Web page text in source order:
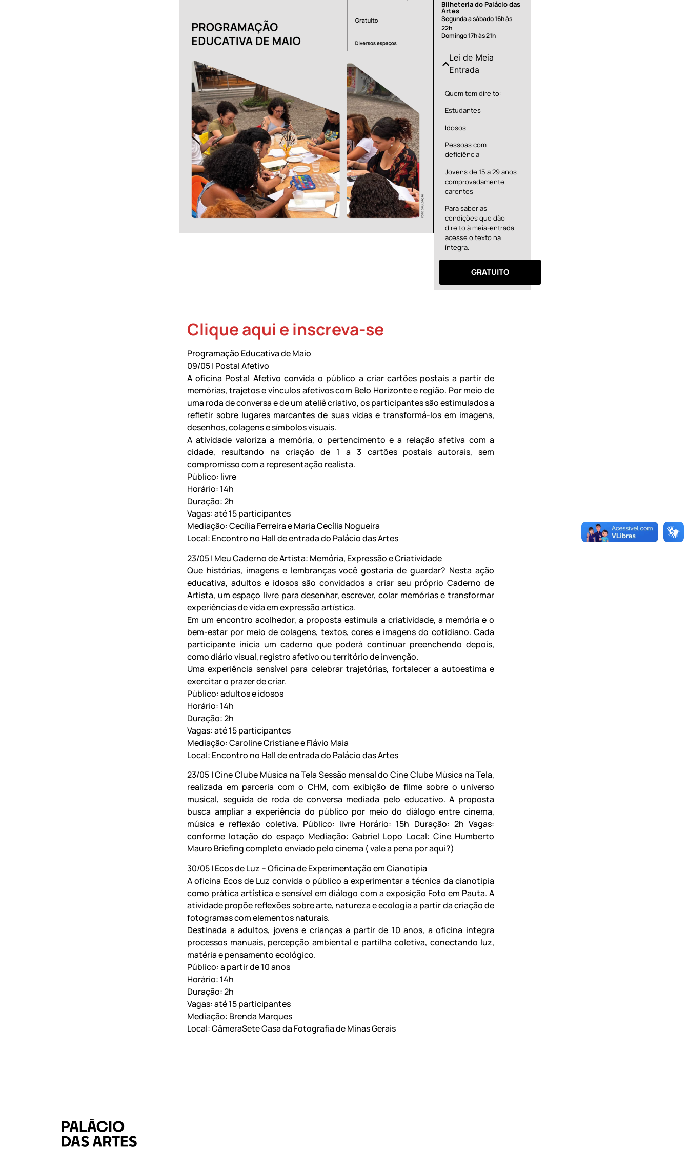
Bilheteria do Palácio das
Artes
Segunda a sábado 16h às
22h
Domingo 17h às 21h
Lei de Meia
Entrada
Quem tem direito:
Estudantes
Idosos
Pessoas com
deficiência
Jovens de 15 a 29 anos
comprovadamente
carentes
Para saber as
condições que dão
direito à meia-entrada
acesse o texto na
íntegra.
GRATUITO
Clique aqui e inscreva-se
Programação Educativa de Maio
09/05 | Postal Afetivo
A oficina Postal Afetivo convida o público a criar cartões postais a partir de
memórias, trajetos e vínculos afetivos com Belo Horizonte e região. Por meio de
uma roda de conversa e de um ateliê criativo, os participantes são estimulados a
refletir sobre lugares marcantes de suas vidas e transformá-los em imagens,
desenhos, colagens e símbolos visuais.
A atividade valoriza a memória, o pertencimento e a relação afetiva com a
cidade, resultando na criação de 1 a 3 cartões postais autorais, sem
compromisso com a representação realista.
Público: livre
Horário: 14h
Duração: 2h
Vagas: até 15 participantes
Mediação: Cecília Ferreira e Maria Cecília Nogueira
Local: Encontro no Hall de entrada do Palácio das Artes
23/05 | Meu Caderno de Artista: Memória, Expressão e Criatividade
Que histórias, imagens e lembranças você gostaria de guardar? Nesta ação
educativa, adultos e idosos são convidados a criar seu próprio Caderno de
Artista, um espaço livre para desenhar, escrever, colar memórias e transformar
experiências de vida em expressão artística.
Em um encontro acolhedor, a proposta estimula a criatividade, a memória e o
bem-estar por meio de colagens, textos, cores e imagens do cotidiano. Cada
participante inicia um caderno que poderá continuar preenchendo depois,
como diário visual, registro afetivo ou território de invenção.
Uma experiência sensível para celebrar trajetórias, fortalecer a autoestima e
exercitar o prazer de criar.
Público: adultos e idosos
Horário: 14h
Duração: 2h
Vagas: até 15 participantes
Mediação: Caroline Cristiane e Flávio Maia
Local: Encontro no Hall de entrada do Palácio das Artes
23/05 | Cine Clube Música na Tela Sessão mensal do Cine Clube Música na Tela,
realizada em parceria com o CHM, com exibição de filme sobre o universo
musical, seguida de roda de conversa mediada pelo educativo. A proposta
busca ampliar a experiência do público por meio do diálogo entre cinema,
música e reflexão coletiva. Público: livre Horário: 15h Duração: 2h Vagas:
conforme lotação do espaço Mediação: Gabriel Lopo Local: Cine Humberto
Mauro Briefing completo enviado pelo cinema ( vale a pena por aqui?)
30/05 | Ecos de Luz – Oficina de Experimentação em Cianotipia
A oficina Ecos de Luz convida o público a experimentar a técnica da cianotipia
como prática artística e sensível em diálogo com a exposição Foto em Pauta. A
atividade propõe reflexões sobre arte, natureza e ecologia a partir da criação de
fotogramas com elementos naturais.
Destinada a adultos, jovens e crianças a partir de 10 anos, a oficina integra
processos manuais, percepção ambiental e partilha coletiva, conectando luz,
matéria e pensamento ecológico.
Público: a partir de 10 anos
Horário: 14h
Duração: 2h
Vagas: até 15 participantes
Mediação: Brenda Marques
Local: CâmeraSete Casa da Fotografia de Minas Gerais